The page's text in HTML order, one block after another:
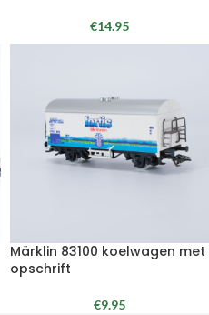
€14.95
Märklin 83100 koelwagen met
opschrift
€9.95